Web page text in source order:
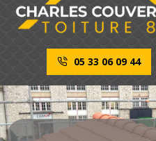
05 33 06 09 44